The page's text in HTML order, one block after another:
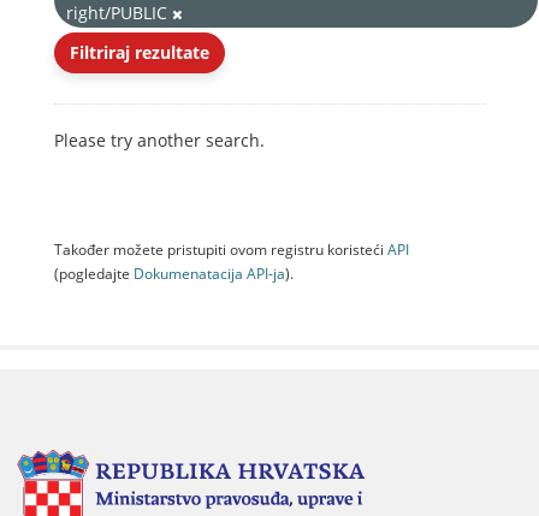
right/PUBLIC
Filtriraj rezultate
Please try another search.
Također možete pristupiti ovom registru koristeći API
(pogledajte Dokumenаtаcijа API-jа).